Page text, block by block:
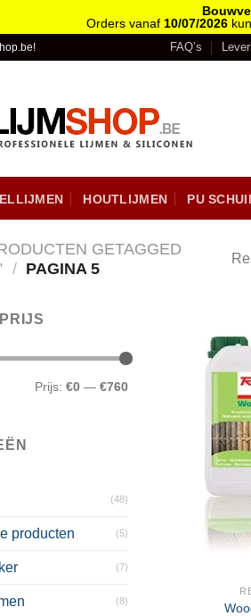
Orders vanaf 10/07/2026
FAQ’s
HOUTLIJMEN PU
GETAGGED
/ PAGINA 5
Prijs: €0 — €760
(48)
producten (5)
(7)
(8)